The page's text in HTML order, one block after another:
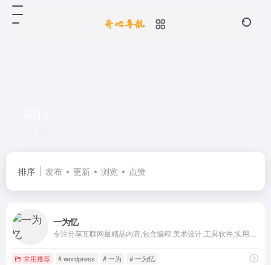
排序 发布 更新 浏览 点赞
一为忆
常用推荐 # wordpress # 一为 # 一为忆